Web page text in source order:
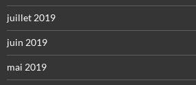
juillet 2019
juin 2019
mai 2019